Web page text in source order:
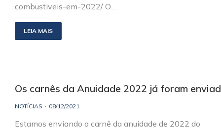
combustiveis-em-2022/ O…
LEIA MAIS
Os carnês da Anuidade 2022 já foram
NOTÍCIAS 08/12/2021
Estamos enviando o carnê da anuidade de 2022 do